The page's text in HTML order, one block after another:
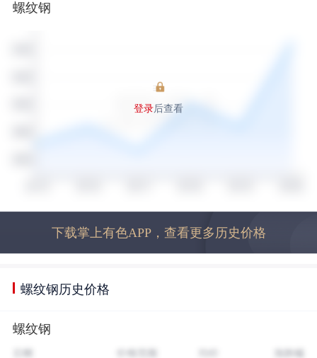
螺纹钢
登录后查看
下载掌上有色APP，查看更多历史价格
螺纹钢历史价格
螺纹钢